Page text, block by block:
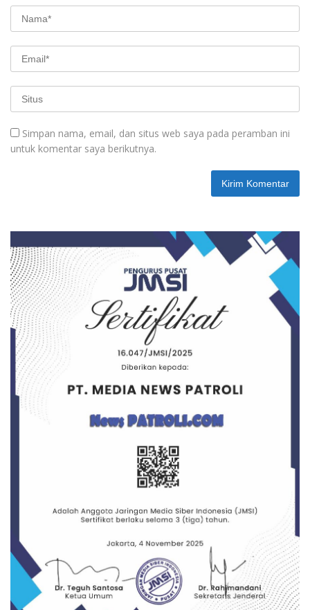
Simpan nama, email, dan situs web saya pada peramban ini
untuk komentar saya berikutnya.